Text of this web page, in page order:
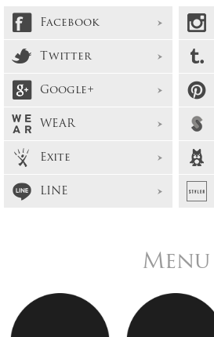
Facebook
Twitter
Google+
WEAR
Exite
LINE
Menu